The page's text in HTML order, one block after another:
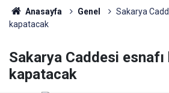
Anasayfa Genel
Sakarya
kapatacak
Sakarya Caddesi esnafı
kapatacak